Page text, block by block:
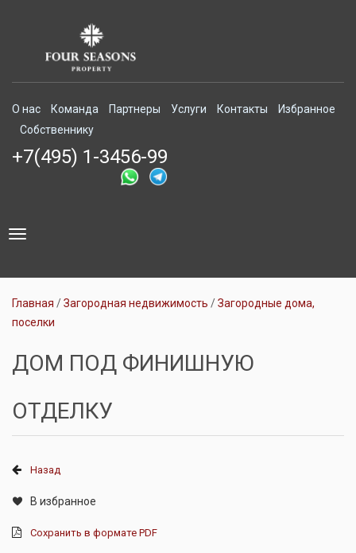
О нас Команда Партнеры Услуги Контакты
Избранное
Собственнику
+7(495) 1-3456-99
Toggle
Главная Загородная недвижимость
Загородные дома,
поселки
ДОМ ПОД ФИНИШНУЮ
ОТДЕЛКУ
Назад
В избранное
Сохранить в формате PDF